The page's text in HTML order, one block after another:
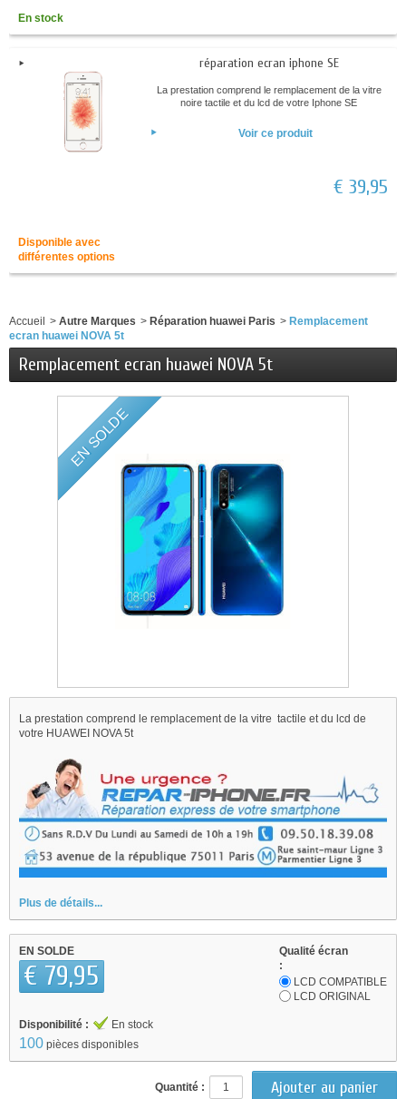
En stock
réparation ecran iphone SE
La prestation comprend le remplacement de la vitre
noire tactile et du lcd de votre Iphone SE
Voir ce produit
€ 39,95
Disponible avec
différentes options
Accueil > Autre Marques > Réparation huawei Paris > Remplacement
ecran huawei NOVA 5t
Remplacement ecran huawei NOVA 5t
EN SOLDE
La prestation comprend le remplacement de la vitre tactile et du lcd de
votre HUAWEI NOVA 5t
Plus de détails...
Qualité écran
:
LCD COMPATIBLE
LCD ORIGINAL
EN SOLDE
€ 79,95
Disponibilité : En stock
100 pièces disponibles
Quantité :